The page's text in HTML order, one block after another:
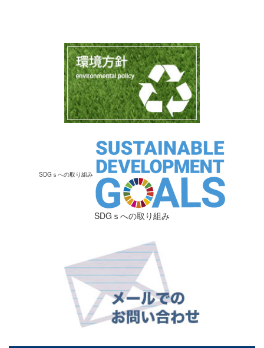
SDGｓへの取り組み
SDGｓへの取り組み